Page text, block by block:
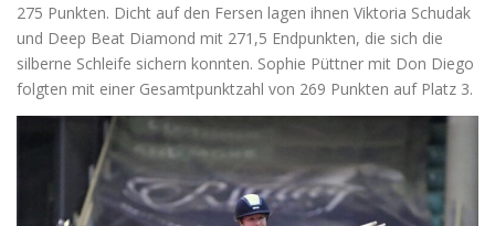
275 Punkten. Dicht auf den Fersen lagen ihnen Viktoria Schudak
und Deep Beat Diamond mit 271,5 Endpunkten, die sich die
silberne Schleife sichern konnten. Sophie Püttner mit Don Diego
folgten mit einer Gesamtpunktzahl von 269 Punkten auf Platz 3.